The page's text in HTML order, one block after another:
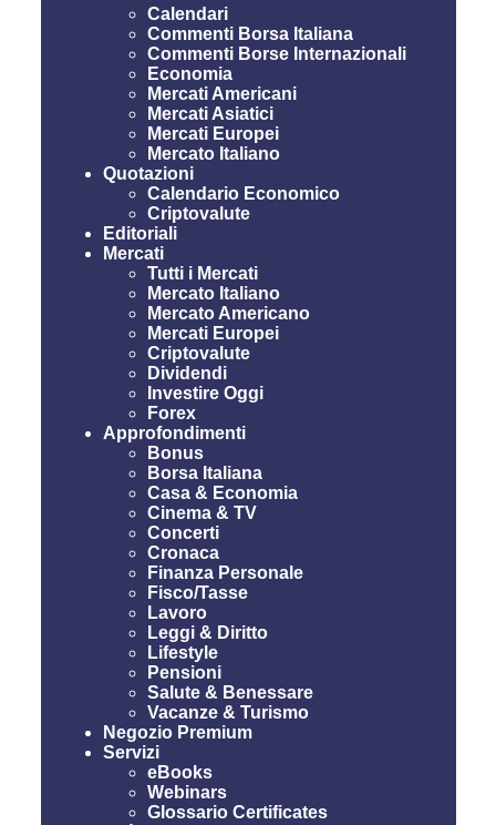
Calendari
Commenti Borsa Italiana
Commenti Borse Internazionali
Economia
Mercati Americani
Mercati Asiatici
Mercati Europei
Mercato Italiano
Quotazioni
Calendario Economico
Criptovalute
Editoriali
Mercati
Tutti i Mercati
Mercato Italiano
Mercato Americano
Mercati Europei
Criptovalute
Dividendi
Investire Oggi
Forex
Approfondimenti
Bonus
Borsa Italiana
Casa & Economia
Cinema & TV
Concerti
Cronaca
Finanza Personale
Fisco/Tasse
Lavoro
Leggi & Diritto
Lifestyle
Pensioni
Salute & Benessare
Vacanze & Turismo
Negozio Premium
Servizi
eBooks
Webinars
Glossario Certificates